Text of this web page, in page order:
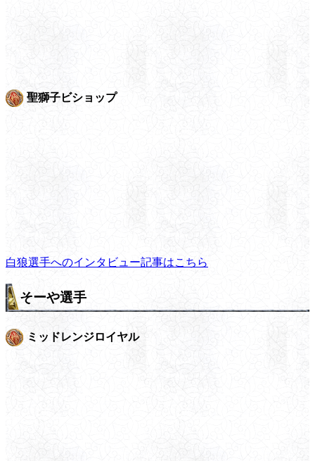
聖獅子ビショップ
白狼選手へのインタビュー記事はこちら
そーや選手
ミッドレンジロイヤル